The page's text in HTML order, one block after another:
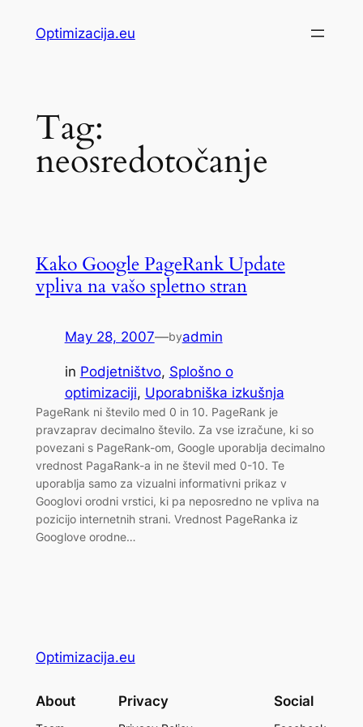
Optimizacija.eu
Tag:
neosredotočanje
Kako Google PageRank Update
vpliva na vašo spletno stran
May 28, 2007—byadmin
in Podjetništvo, Splošno o
optimizaciji, Uporabniška izkušnja
PageRank ni število med 0 in 10. PageRank je
pravzaprav decimalno število. Za vse izračune, ki so
povezani s PageRank-om, Google uporablja decimalno
vrednost PagaRank-a in ne števil med 0-10. Te
uporablja samo za vizualni informativni prikaz v
Googlovi orodni vrstici, ki pa neposredno ne vpliva na
pozicijo internetnih strani. Vrednost PageRanka iz
Googlove orodne…
Optimizacija.eu
About Privacy Social